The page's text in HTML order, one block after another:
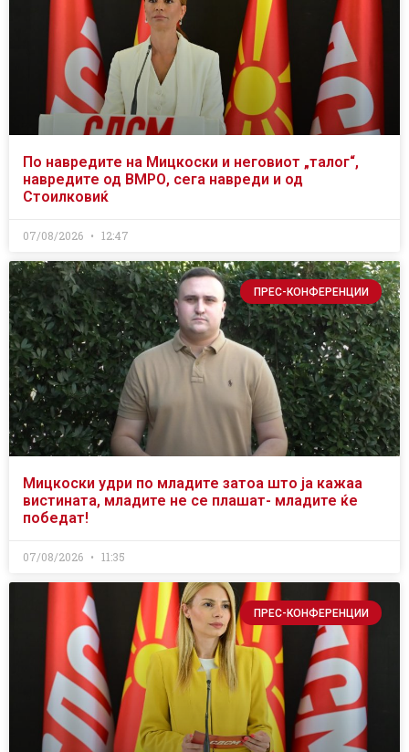
По навредите на Мицкоски и неговиот „талог“,
навредите од ВМРО, сега навреди и од
Стоилковиќ
07/08/2026 12:47
ПРЕС-КОНФЕРЕНЦИИ
Мицкоски удри по младите затоа што ја кажаа
вистината, младите не се плашат- младите ќе
победат!
07/08/2026 11:35
ПРЕС-КОНФЕРЕНЦИИ